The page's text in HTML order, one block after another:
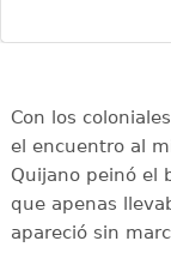
Con los
el encuentro al
Quijano peinó el
que apenas
apareció sin